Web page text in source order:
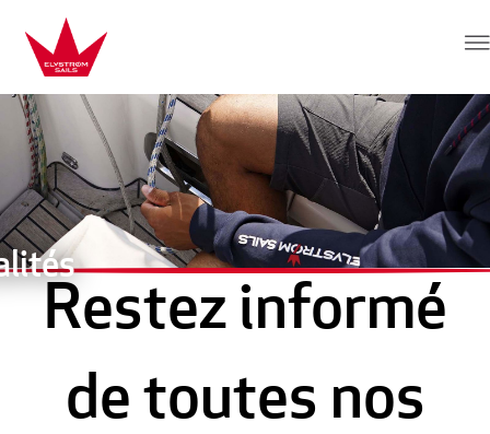
Aller au contenu
Elvstrøm Sails
Restez informé
de toutes nos